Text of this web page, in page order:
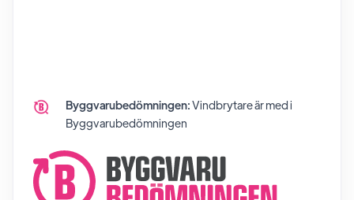
Byggvarubedömningen:Vindbrytareär med i
Byggvarubedömningen